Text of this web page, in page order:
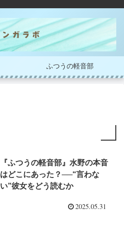
ふつうの軽音部
『ふつうの軽音部』水野の本音
はどこにあった？──“言わな
い”彼女をどう読むか
2025.05.31